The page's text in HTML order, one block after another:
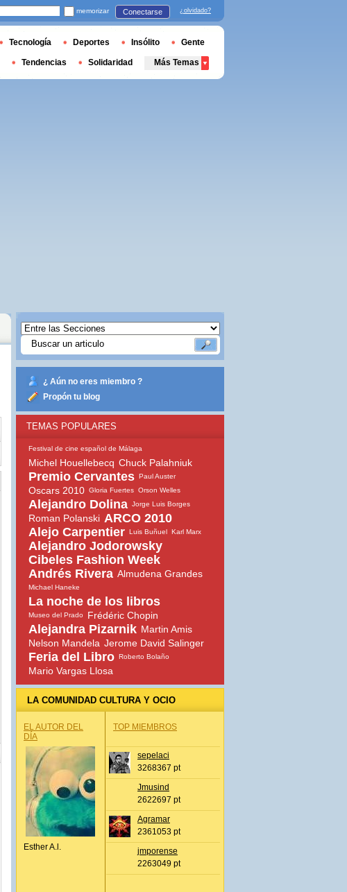
¿ Aún no eres miembro ?
Propón tu blog
TEMAS POPULARES
Festival de cine español de Málaga
Michel Houellebecq Chuck Palahniuk
Premio Cervantes Paul Auster
Oscars 2010 Gloria Fuertes Orson Welles
Alejandro Dolina Jorge Luis Borges
Roman Polanski ARCO 2010
Alejo Carpentier Luis Buñuel Karl Marx
Alejandro Jodorowsky
Cibeles Fashion Week
Andrés Rivera Almudena Grandes
Michael Haneke
La noche de los libros
Museo del Prado Frédéric Chopin
Alejandra Pizarnik Martin Amis
Nelson Mandela Jerome David Salinger
Feria del Libro Roberto Bolaño
Mario Vargas Llosa
LA COMUNIDAD CULTURA Y OCIO
EL AUTOR DEL
DÍA
Esther A.l.
TOP MIEMBROS
sepelaci
3268367 pt
Jmusind
2622697 pt
Agramar
2361053 pt
jmporense
2263049 pt
memorizar Conectarse ¿olvidado?
Tecnología Deportes Insólito Gente
Tendencias Solidaridad Más Temas